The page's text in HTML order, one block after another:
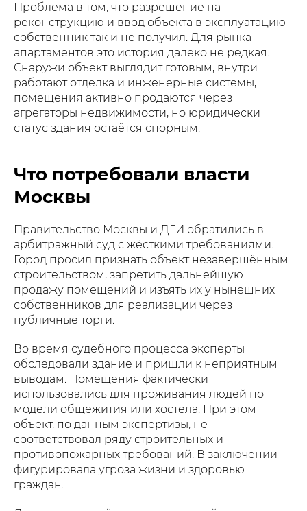
Проблема в том, что разрешение на
реконструкцию и ввод объекта в эксплуатацию
собственник так и не получил. Для рынка
апартаментов это история далеко не редкая.
Снаружи объект выглядит готовым, внутри
работают отделка и инженерные системы,
помещения активно продаются через
агрегаторы недвижимости, но юридически
статус здания остаётся спорным.
Что потребовали власти
Москвы
Правительство Москвы и ДГИ обратились в
арбитражный суд с жёсткими требованиями.
Город просил признать объект незавершённым
строительством, запретить дальнейшую
продажу помещений и изъять их у нынешних
собственников для реализации через
публичные торги.
Во время судебного процесса эксперты
обследовали здание и пришли к неприятным
выводам. Помещения фактически
использовались для проживания людей по
модели общежития или хостела. При этом
объект, по данным экспертизы, не
соответствовал ряду строительных и
противопожарных требований. В заключении
фигурировала угроза жизни и здоровью
граждан.